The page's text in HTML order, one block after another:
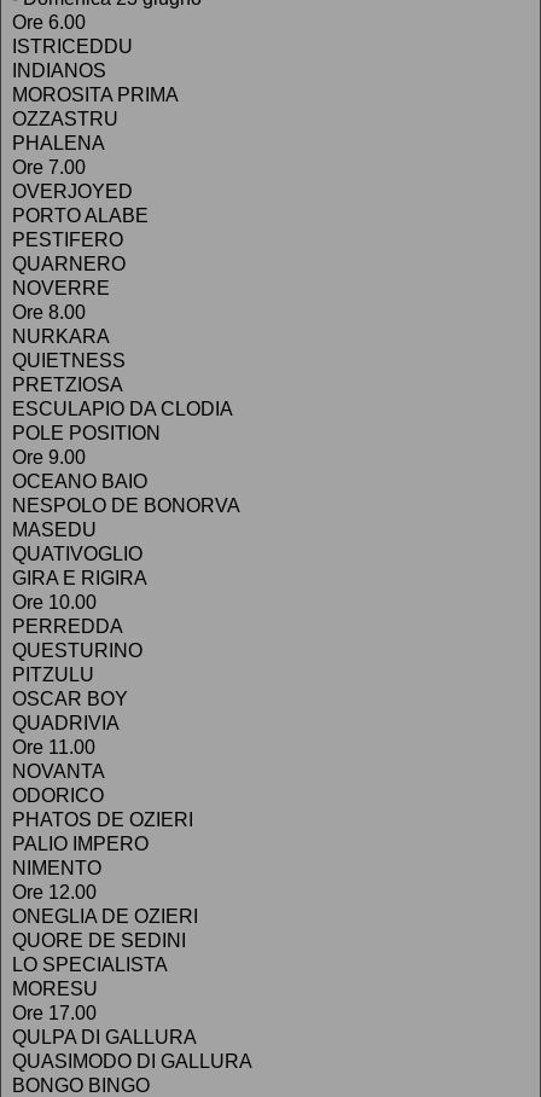
Ore 6.00
ISTRICEDDU
INDIANOS
MOROSITA PRIMA
OZZASTRU
PHALENA
Ore 7.00
OVERJOYED
PORTO ALABE
PESTIFERO
QUARNERO
NOVERRE
Ore 8.00
NURKARA
QUIETNESS
PRETZIOSA
ESCULAPIO DA CLODIA
POLE POSITION
Ore 9.00
OCEANO BAIO
NESPOLO DE BONORVA
MASEDU
QUATIVOGLIO
GIRA E RIGIRA
Ore 10.00
PERREDDA
QUESTURINO
PITZULU
OSCAR BOY
QUADRIVIA
Ore 11.00
NOVANTA
ODORICO
PHATOS DE OZIERI
PALIO IMPERO
NIMENTO
Ore 12.00
ONEGLIA DE OZIERI
QUORE DE SEDINI
LO SPECIALISTA
MORESU
Ore 17.00
QULPA DI GALLURA
QUASIMODO DI GALLURA
BONGO BINGO